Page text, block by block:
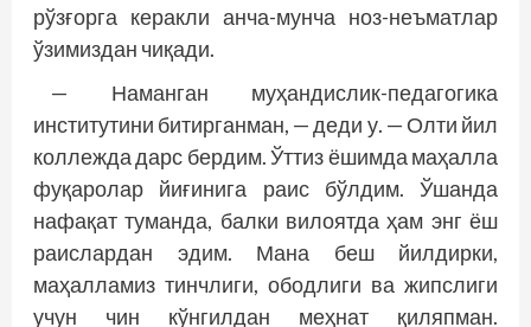
рўзғорга керакли анча-мунча ноз-неъматлар
ўзимиздан чиқади.
— Наманган муҳандислик-педагогика
институтини битирганман, — деди у. — Олти йил
коллежда дарс бердим. Ўттиз ёшимда маҳалла
фуқаролар йиғинига раис бўлдим. Ўшанда
нафақат туманда, балки вилоятда ҳам энг ёш
раислардан эдим. Мана беш йилдирки,
маҳалламиз тинчлиги, ободлиги ва жипслиги
учун чин кўнгилдан меҳнат қиляпман.